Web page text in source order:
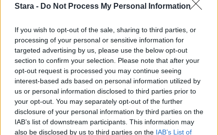
Stara - Do Not Process My Personal Information
If you wish to opt-out of the sale, sharing to third parties, or
processing of your personal or sensitive information for
targeted advertising by us, please use the below opt-out
section to confirm your selection. Please note that after your
opt-out request is processed you may continue seeing
interest-based ads based on personal information utilized by
us or personal information disclosed to third parties prior to
your opt-out. You may separately opt-out of the further
disclosure of your personal information by third parties on the
IAB’s list of downstream participants. This information may
also be disclosed by us to third parties on the IAB’s List of
1
UUTISET